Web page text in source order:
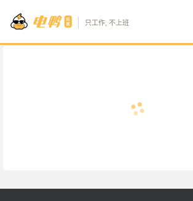
只工作, 不上班